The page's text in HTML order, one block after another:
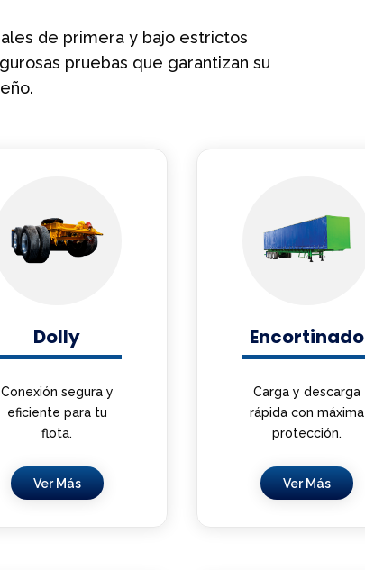
de primera y bajo estrictos
pruebas que garantizan su
Dolly
Conexión segura y
eficiente para tu
flota.
Ver Más
Encortinado
Carga y descarga
rápida con máxima
protección.
Ver Más